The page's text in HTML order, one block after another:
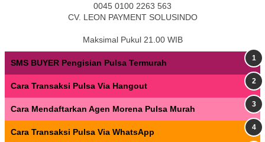
0045 0100 2263 563
CV. LEON PAYMENT SOLUSINDO
Maksimal Pukul 21.00 WIB
SMS BUYER Pengisian Pulsa Termurah
Cara Transaksi Pulsa Via Hangout
Cara Mendaftarkan Agen Morena Pulsa Murah
Cara Transaksi Pulsa Via WhatsApp